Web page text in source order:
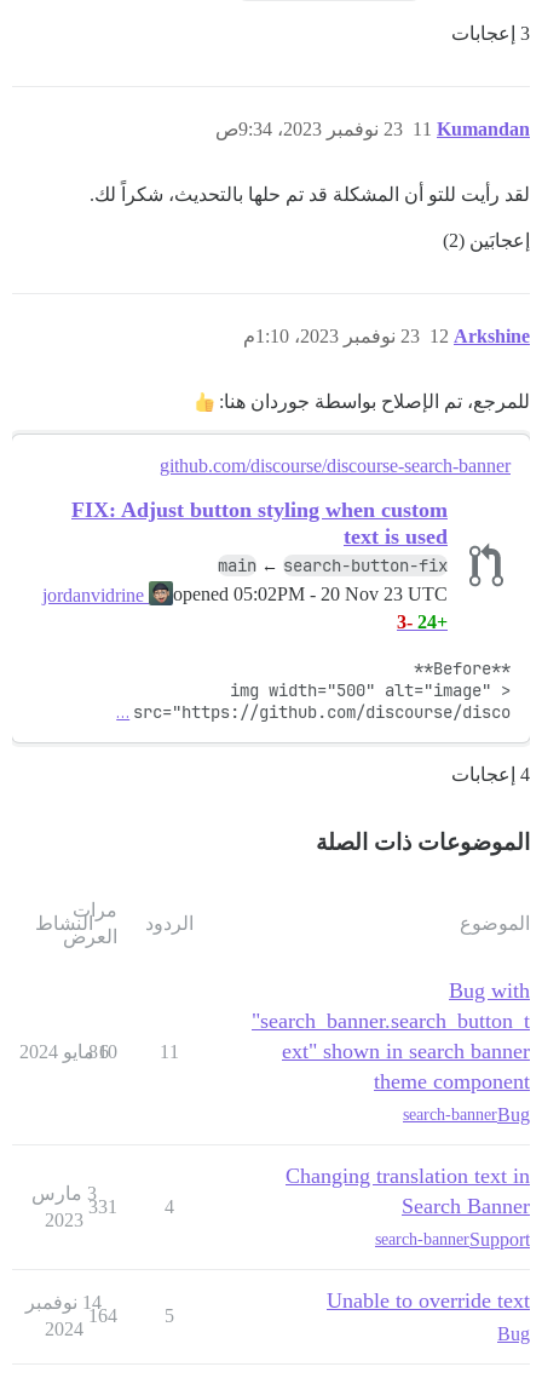
3 إعجابات
Kumandan 23 نوفمبر 2023، 9:34ص 11
لقد رأيت للتو أن المشكلة قد تم حلها بالتحديث، شكراً لك.
إعجابَين (2)
Arkshine 23 نوفمبر 2023، 1:10م 12
للمرجع، تم الإصلاح بواسطة جوردان هنا:
github.com/discourse/discourse-search-banner
FIX: Adjust button styling when custom
text is used
main ← search-button-fix
opened 05:02PM - 20 Nov 23 UTC
+24
-3
<img width="500" alt="image"
src="https://github.com/discourse/disco
…
4 إعجابات
الموضوعات ذات الصلة
الموضوع الردود
مرات
العرض
النشاط
Bug with
"search_banner.search_button_t
ext" shown in search banner
theme component
Bug
search-banner
11
810
6 مايو 2024
Changing translation text in
Search Banner
Support
search-banner
4
331
3 مارس
2023
Unable to override text
Bug
5
164
14 نوفمبر
2024